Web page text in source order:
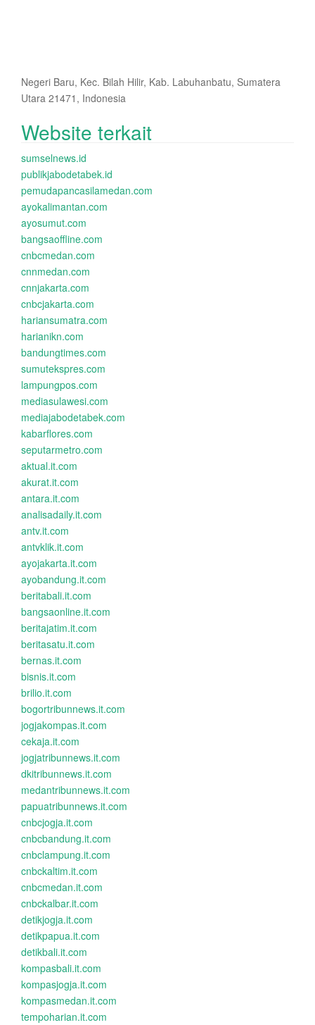
Negeri Baru, Kec. Bilah Hilir, Kab. Labuhanbatu, Sumatera
Utara 21471, Indonesia
Website terkait
sumselnews.id
publikjabodetabek.id
pemudapancasilamedan.com
ayokalimantan.com
ayosumut.com
bangsaoffline.com
cnbcmedan.com
cnnmedan.com
cnnjakarta.com
cnbcjakarta.com
hariansumatra.com
harianikn.com
bandungtimes.com
sumutekspres.com
lampungpos.com
mediasulawesi.com
mediajabodetabek.com
kabarflores.com
seputarmetro.com
aktual.it.com
akurat.it.com
antara.it.com
analisadaily.it.com
antv.it.com
antvklik.it.com
ayojakarta.it.com
ayobandung.it.com
beritabali.it.com
bangsaonline.it.com
beritajatim.it.com
beritasatu.it.com
bernas.it.com
bisnis.it.com
brilio.it.com
bogortribunnews.it.com
jogjakompas.it.com
cekaja.it.com
jogjatribunnews.it.com
dkitribunnews.it.com
medantribunnews.it.com
papuatribunnews.it.com
cnbcjogja.it.com
cnbcbandung.it.com
cnbclampung.it.com
cnbckaltim.it.com
cnbcmedan.it.com
cnbckalbar.it.com
detikjogja.it.com
detikpapua.it.com
detikbali.it.com
kompasbali.it.com
kompasjogja.it.com
kompasmedan.it.com
tempoharian.it.com